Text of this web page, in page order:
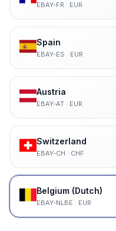
EBAY-FR · EUR
Spain
EBAY-ES · EUR
Austria
EBAY-AT· EUR
Switzerland
EBAY-CH · CHF
Belgium (Dutch)
EBAY-NLBE · EUR